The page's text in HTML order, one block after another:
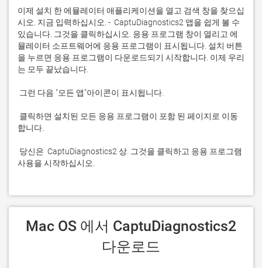
이제 설치 한 에뮬레이터 애플리케이션을 열고 검색 창을 찾으십
시오. 지금 입력하십시오. -  CaptuDiagnostics2 앱을 쉽게 볼 수
있습니다. 그것을 클릭하십시오. 응용 프로그램 창이 열리고 에
뮬레이터 소프트웨어에 응용 프로그램이 표시됩니다. 설치 버튼
을 누르면 응용 프로그램이 다운로드되기 시작합니다. 이제 우리
사용을 시작하십시오.
다운로드